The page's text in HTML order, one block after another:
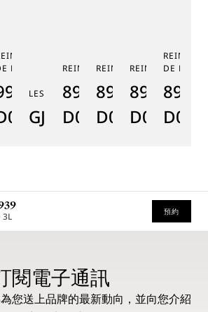
9915
964
NAPLES PERLES
DE NAPLES PHASE
LUNE 9935
4Y/J40
LES JARDINS DU PETIT TRIANON
GJE25BH20.8985DB
REINE DE NAPLES 8925
8925BH/5W/J40
D0
REINE DE NAPLES 8918
8918BB/5D/
D0
REINE DE
8938BB/
D0
REINE
DE LUNE
D000
3L 預約
閱電子通訊
您送上品牌的最新動向，並向您介紹